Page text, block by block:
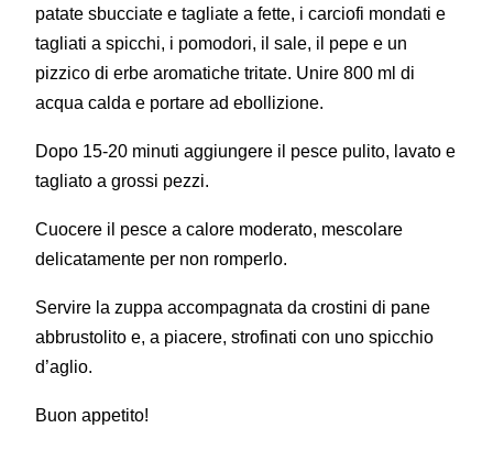
patate sbucciate e tagliate a fette, i carciofi mondati e
tagliati a spicchi, i pomodori, il sale, il pepe e un
pizzico di erbe aromatiche tritate. Unire 800 ml di
acqua calda e portare ad ebollizione.
Dopo 15-20 minuti aggiungere il pesce pulito, lavato e
tagliato a grossi pezzi.
Cuocere il pesce a calore moderato, mescolare
delicatamente per non romperlo.
Servire la zuppa accompagnata da crostini di pane
abbrustolito e, a piacere, strofinati con uno spicchio
d’aglio.
Buon appetito!